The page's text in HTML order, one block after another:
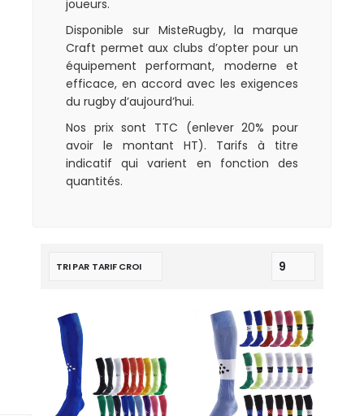
joueurs.
Disponible sur MisteRugby, la marque
Craft permet aux clubs d’opter pour un
équipement performant, moderne et
efficace, en accord avec les exigences
du rugby d’aujourd’hui.
Nos prix sont TTC (enlever 20% pour
avoir le montant HT). Tarifs à titre
indicatif qui varient en fonction des
quantités.